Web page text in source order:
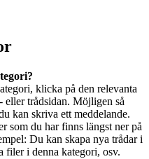
klicka på den relevanta
eller trådsidan. Möjligen så
kan skriva ett meddelande.
som du har finns längst ner på
Du kan skapa nya trådar i
filer i denna kategori, osv.